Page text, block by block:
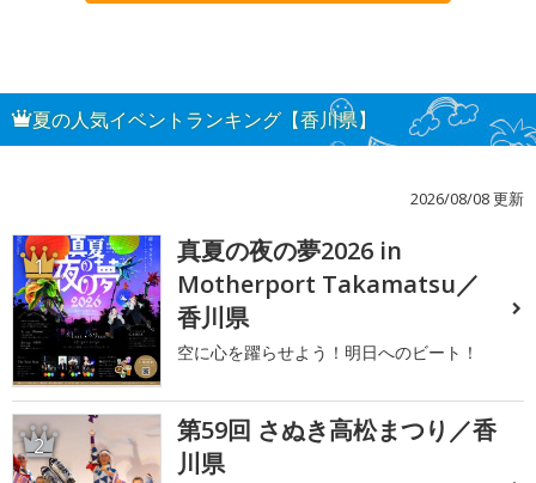
夏の人気イベントランキング【香川県】
2026/08/08 更新
1
真夏の夜の夢2026 in
Motherport Takamatsu／
香川県
空に心を躍らせよう！明日へのビート！
2
第59回 さぬき高松まつり／香
川県